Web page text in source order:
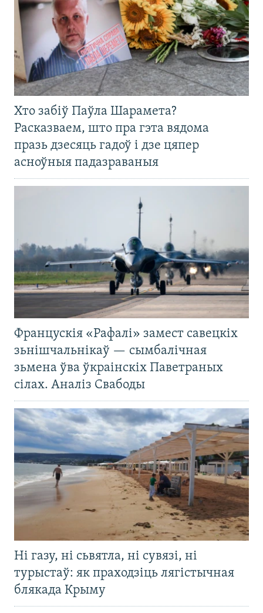
Хто забіў Паўла Шарамета?
Расказваем, што пра гэта вядома
празь дзесяць гадоў і дзе цяпер
асноўныя падазраваныя
Францускія «Рафалі» замест савецкіх
зьнішчальнікаў — сымбалічная
зьмена ўва ўкраінскіх Паветраных
сілах. Аналіз Свабоды
Ні газу, ні сьвятла, ні сувязі, ні
турыстаў: як праходзіць лягістычная
блякада Крыму